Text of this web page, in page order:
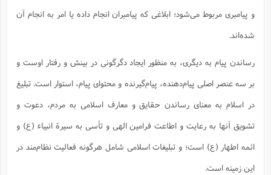
و پیامبری مربوط می‌شود؛ ابلاغی که پیامبران انجام داده یا امر به انجام آن
شده‌اند.
رساندن پیام به دیگری، به منظور ایجاد دگرگونی در بینش و رفتار اوست و
بر سه عنصر اصلی پیام‌دهنده، پیام‌گیرنده و محتوای پیام، استوار است. تبلیغ
در اسلام به معنای رساندن حقایق و معارف اسلامی به مردم، دعوت و
تشویق آنها به رعایت و اطاعت فرامین الهی و تأسی به سیرة انبیاء (ع) و
ائمه اطهار (ع) است؛ و تبلیغات اسلامی شامل هرگونه فعالیت نظام‌مند در
این زمینه است.